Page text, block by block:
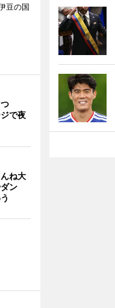
豆の国
で夜
ね大
ン